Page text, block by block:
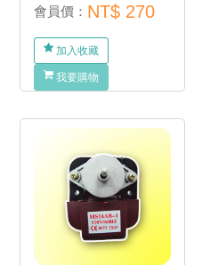
會員價： NT$ 270
加入收藏
我要購物